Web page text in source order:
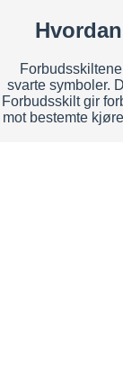
svarte symboler.
Forbudsskilt gir
mot bestemte